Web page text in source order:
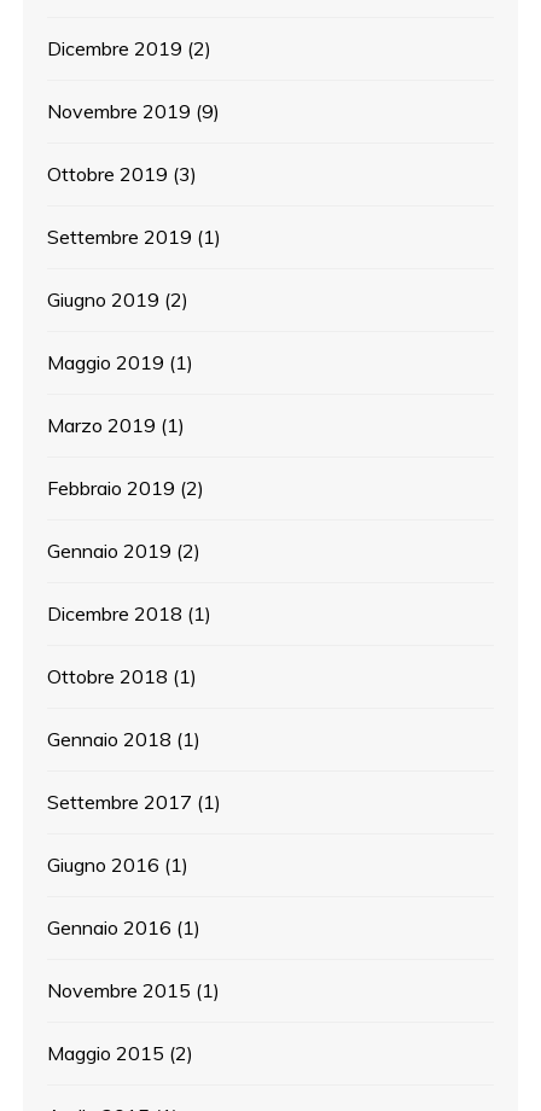
Dicembre 2019 (2)
Novembre 2019 (9)
Ottobre 2019 (3)
Settembre 2019 (1)
Giugno 2019 (2)
Maggio 2019 (1)
Marzo 2019 (1)
Febbraio 2019 (2)
Gennaio 2019 (2)
Dicembre 2018 (1)
Ottobre 2018 (1)
Gennaio 2018 (1)
Settembre 2017 (1)
Giugno 2016 (1)
Gennaio 2016 (1)
Novembre 2015 (1)
Maggio 2015 (2)